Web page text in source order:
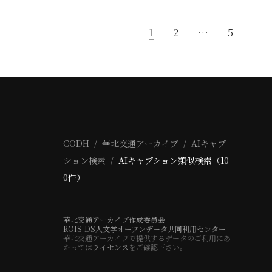
1 2 … 5
CODH 華北交通アーカイブ
AIキャプ
ション検索
AIキャプション類似検索（10
0件）
華北交通アーカイブ作成委員会
ROIS-DS人文学オープンデータ共同利用センター
華北交通アーカイブで提供するデータのご利用にあ
たってはライセンス をご確認下さい。